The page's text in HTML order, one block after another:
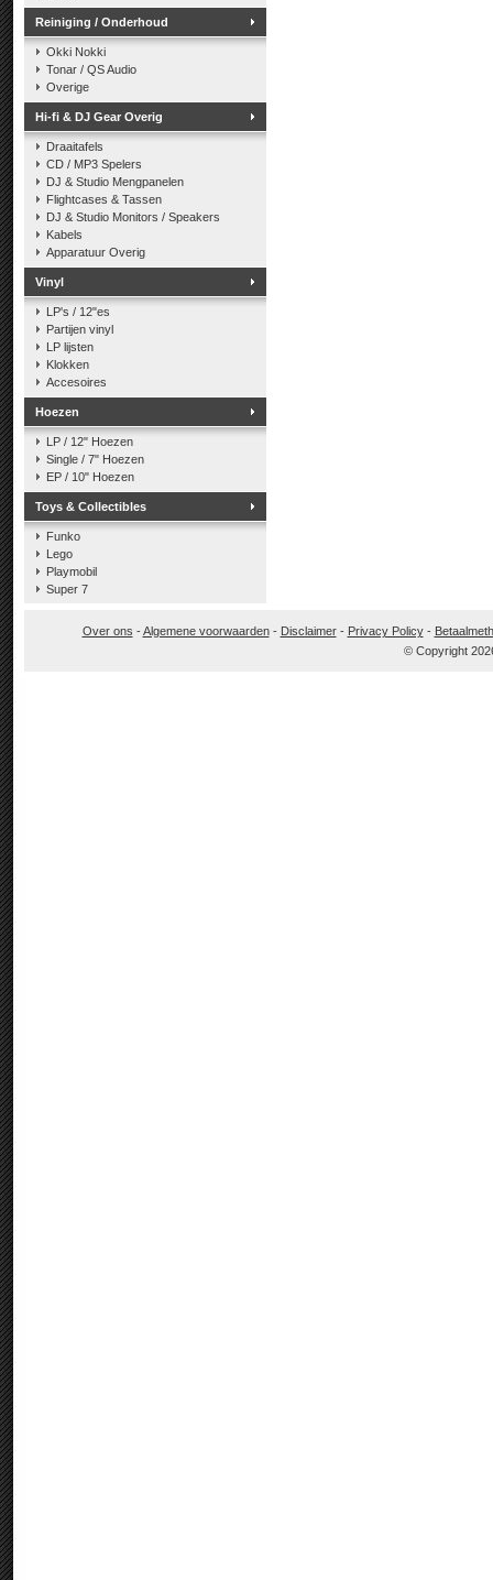
Reiniging / Onderhoud
Okki Nokki
Tonar / QS Audio
Overige
Hi-fi & DJ Gear Overig
Draaitafels
CD / MP3 Spelers
DJ & Studio Mengpanelen
Flightcases & Tassen
DJ & Studio Monitors / Speakers
Kabels
Apparatuur Overig
Vinyl
LP's / 12"es
Partijen vinyl
LP lijsten
Klokken
Accesoires
Hoezen
LP / 12" Hoezen
Single / 7" Hoezen
EP / 10" Hoezen
Toys & Collectibles
Funko
Lego
Playmobil
Super 7
Over ons -Algemene voorwaarden- Disclaimer- Privacy Policy-
© Copyright